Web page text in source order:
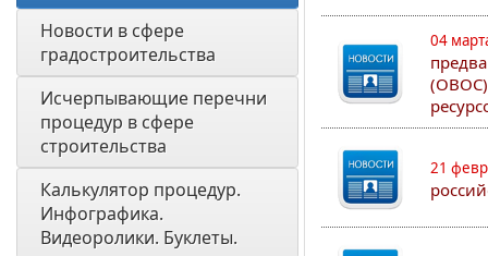
Новости в сфере
градостроительства
Исчерпывающие перечни
процедур в сфере
строительства
Калькулятор процедур.
Инфографика.
Видеоролики. Буклеты.
04
21